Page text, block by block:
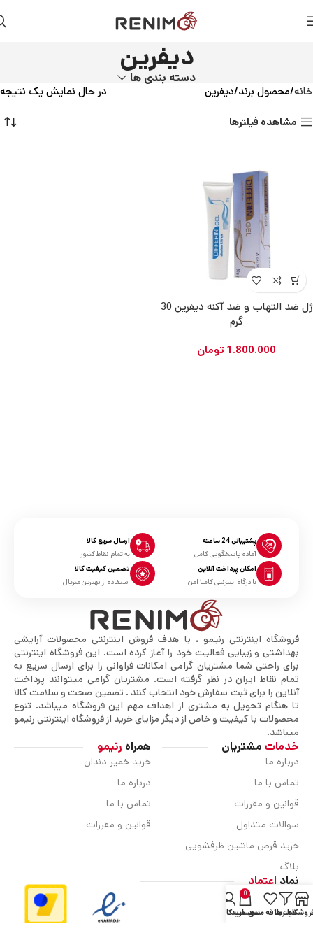
دیفرین
دسته بندی ها
خانه محصول برند دیفرین در حال نمایش یک نتیجه
مشاهده فیلترها
ژل ضد التهاب و ضد آکنه دیفرین 30
گرم
1.800.000 تومان
ارسال سریع کالا
به تمام نقاط کشور
پشتیبانی 24 ساعته
آماده پاسخگویی کامل
تضمین کیفیت کالا
استفاده از بهترین متریال
امکان پرداخت آنلاین
با درگاه اینترنتی کاملا امن
فروشگاه اینترنتی رنیمو ، با هدف فروش اینترنتی محصولات آرایشی
بهداشتی و زیبایی فعالیت خود را آغاز کرده است. این فروشگاه اینترنتی
برای راحتی شما مشتریان گرامی امکانات فراوانی را برای ارسال سریع به
تمام نقاط ایران در نظر گرفته است. مشتریان گرامی میتوانند پرداخت
آنلاین را برای ثبت سفارش خود انتخاب کنند . تضمین صحت و سلامت کالا
تا هنگام تحویل به مشتری از اهداف مهم این فروشگاه میباشد. تنوع
محصولات با کیفیت و خاص از دیگر مزایای خرید از فروشگاه اینترنتی رنیمو
میباشد.
خدمات مشتریان
درباره ما
تماس با ما
قوانین و مقررات
سوالات متداول
خرید قرص ماشین ظرفشویی
بلاگ
همراه رنیمو
خرید خمیر دندان
درباره ما
تماس با ما
قوانین و مقررات
نماد اعتماد
فیلترهاعلاقه مندی
0
سبد خرید
حساب کاربری من